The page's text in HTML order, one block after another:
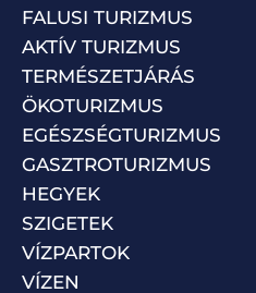
FALUSI TURIZMUS
AKTÍV TURIZMUS
TERMÉSZETJÁRÁS
ÖKOTURIZMUS
EGÉSZSÉGTURIZMUS
GASZTROTURIZMUS
HEGYEK
SZIGETEK
VÍZPARTOK
VÍZEN